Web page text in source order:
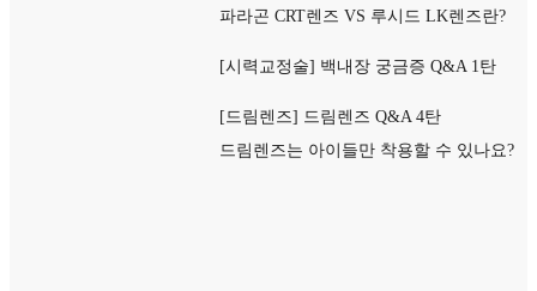
파라곤 CRT렌즈 VS 루시드 LK렌즈란?
[시력교정술] 백내장 궁금증 Q&A 1탄
[드림렌즈] 드림렌즈 Q&A 4탄
드림렌즈는 아이들만 착용할 수 있나요?